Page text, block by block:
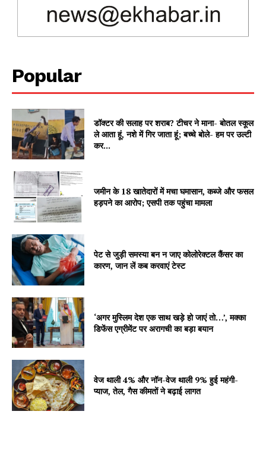
Magazine PRO
Company
About
Contact us
My account
Popular
डॉक्टर की सलाह पर शराब? टीचर ने माना- बोतल स्कूल
ले आता हूं, नशे में गिर जाता हूं; बच्चे बोले- हम पर उल्टी
कर...
जमीन के 18 खातेदारों में मचा घमासान, कब्जे और फसल
हड़पने का आरोप; एसपी तक पहुंचा मामला
पेट से जुड़ी समस्या बन न जाए कोलोरेक्टल कैंसर का
कारण, जान लें कब करवाएं टेस्ट
‘अगर मुस्लिम देश एक साथ खड़े हो जाएं तो…’, मक्का
डिफेंस एग्रीमेंट पर अरागची का बड़ा बयान
वेज थाली 4% और नॉन-वेज थाली 9% हुई महंगी-
प्याज, तेल, गैस कीमतों ने बढ़ाई लागत